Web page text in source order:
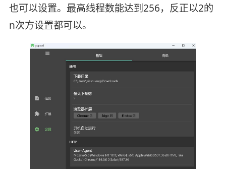
也可以设置。最高线程数能达到256，反正以2的
n次方设置都可以。